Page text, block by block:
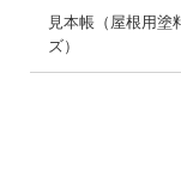
見本帳（屋根用塗
ズ）